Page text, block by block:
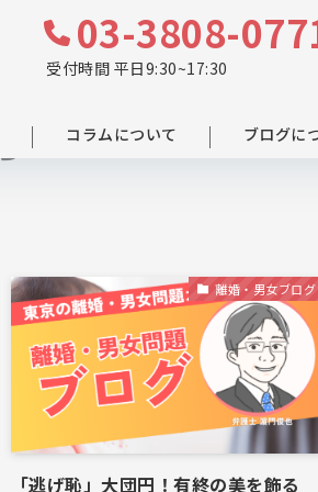
03-3808-
受付時間 平日9:30~17:30
コラムについて ブログに
離婚・男女ブログ
「逃げ恥」大団円！有終の美を飾る